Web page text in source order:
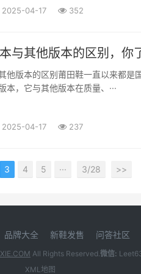
04-17 352
与其他版本的区别，你
他版本的区别莆田鞋一直以来都是
，它与其他版本在质量、···
04-17 237
3 4 5 ··· 3/28 >>
品牌大全 新鞋发售 问答社区
All Rights Reserved.微信:
XML地图